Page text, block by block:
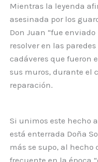
Mientras la leyenda
asesinada por los
Don Juan “fue
resolver en las
cadáveres que fueron
sus muros, durante el
reparación.
Si unimos este hecho
está enterrada Doña
más se supo, al hecho
frecuente en la época